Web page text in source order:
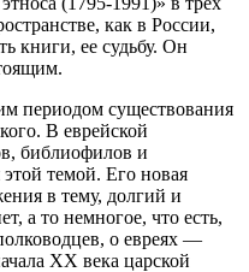
как в России,
книги, ее судьбу. Он
периодом существования
В еврейской
библиофилов и
темой. Его новая
в тему, долгий и
а то немногое, что есть,
о евреях —
ХХ века царской